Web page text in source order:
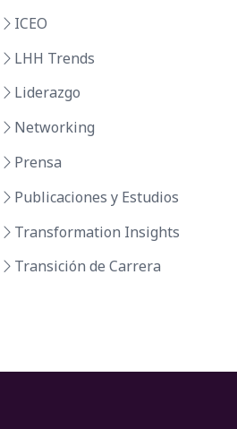
ICEO
LHH Trends
Liderazgo
Networking
Prensa
Publicaciones y Estudios
Transformation Insights
Transición de Carrera